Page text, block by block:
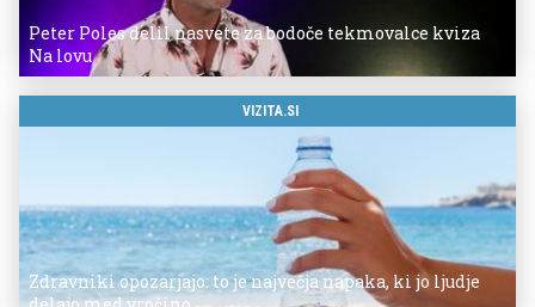
Peter Poles delil nasvete za bodoče tekmovalce kviza
Na lovu
VIZITA.SI
Zdravniki opozarjajo: to je največja napaka, ki jo ljudje